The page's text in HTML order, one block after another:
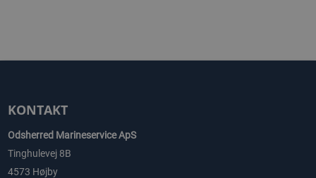
KONTAKT
Odsherred Marineservice ApS
Tinghulevej 8B
4573 Højby